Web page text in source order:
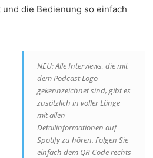
die Bedienung so einfach
NEU: Alle Interviews, die mit
dem Podcast Logo
gekennzeichnet sind, gibt es
zusätzlich in voller Länge
mit allen
Detailinformationen auf
Spotify zu hören. Folgen Sie
einfach dem QR-Code rechts